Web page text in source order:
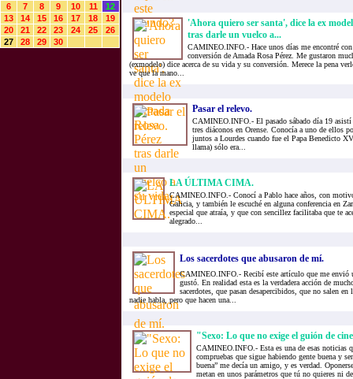
6
7 8 9 10 11
12
13
14 15 16 17 18
19
20
21 22 23 24 25
26
27
28 29 30
'Ahora quiero ser santa', dice la ex
tras darle un vuelco a...
CAMINEO.INFO.- Hace unos días me encontré
conversión de Amada Rosa Pérez. Me gustaron
(exmodelo) dice acerca de su vida y su conversión. Merece la pena
ve que la mano...
Pasar el relevo.
CAMINEO.INFO.- El pasado sábado día 19 asistí
tres diáconos en Orense. Conocía a uno de ellos
juntos a Lourdes cuando fue el Papa Benedicto
llama) sólo era...
LA ÚLTIMA CIMA.
CAMINEO.INFO.- Conocí a Pablo hace años, con
Galicia, y también le escuché en alguna conferencia en
especial que atraía, y que con sencillez facilitaba que te
alegrado...
Los sacerdotes que abusaron de mí.
CAMINEO.INFO.- Recibí este artículo que me envió
gustó. En realidad esta es la verdadera acción de
sacerdotes, que pasan desapercibidos, que no salen
nadie habla, pero que hacen una...
"Sexo: Lo que no exige el guión de
CAMINEO.INFO.- Esta es una de esas noticias
compruebas que sigue habiendo gente buena y
buena” me decía un amigo, y es verdad.
metan en unos parámetros que tú no quieres ni